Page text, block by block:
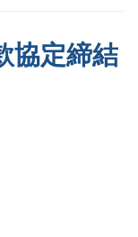
協定締結